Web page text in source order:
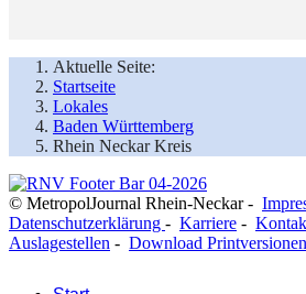
Aktuelle Seite:
Startseite
Lokales
Baden Württemberg
Rhein Neckar Kreis
© MetropolJournal Rhein-Neckar -
Datenschutzerklärung - Karriere -
Auslagestellen - Download Printversionen